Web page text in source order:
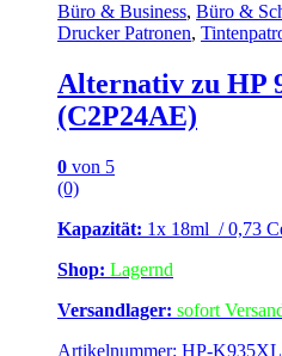
Büro & Business, Büro &
Drucker Patronen,
Alternativ zu HP
(C2P24AE)
0 von 5
(0)
Kapazität: 1x 18ml / 0,73
Shop: Lagernd
Versandlager: sofort
Artikelnummer: HP-